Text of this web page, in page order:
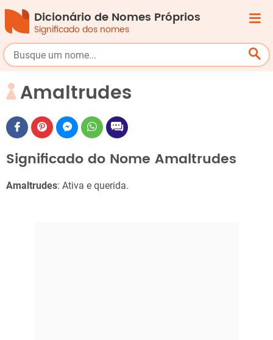
Dicionário de Nomes Próprios
Significado dos nomes
Amaltrudes
Significado do Nome Amaltrudes
Amaltrudes: Ativa e querida.